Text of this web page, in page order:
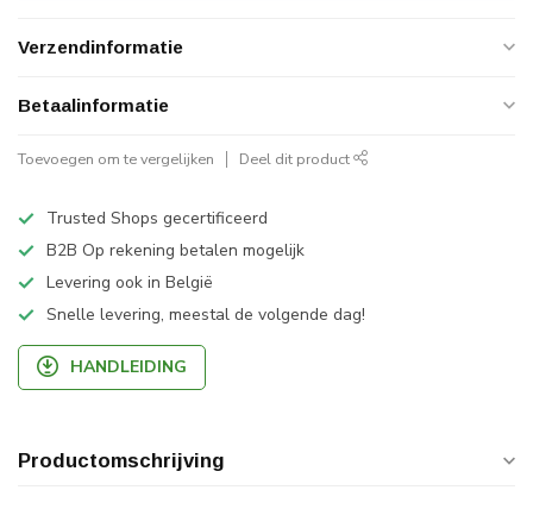
Verzendinformatie
Betaalinformatie
Toevoegen om te vergelijken Deel dit product
Trusted Shops gecertificeerd
B2B Op rekening betalen mogelijk
Levering ook in België
Snelle levering, meestal de volgende dag!
HANDLEIDING
Productomschrijving